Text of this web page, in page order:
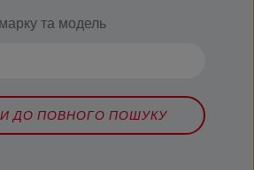
та модель
ДО ПОВНОГО ПОШУКУ